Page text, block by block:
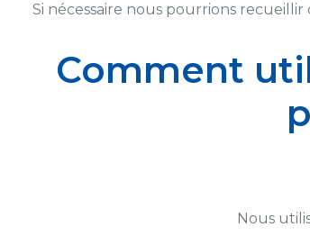
Si nécessaire nous pourrions
Comment
Nous